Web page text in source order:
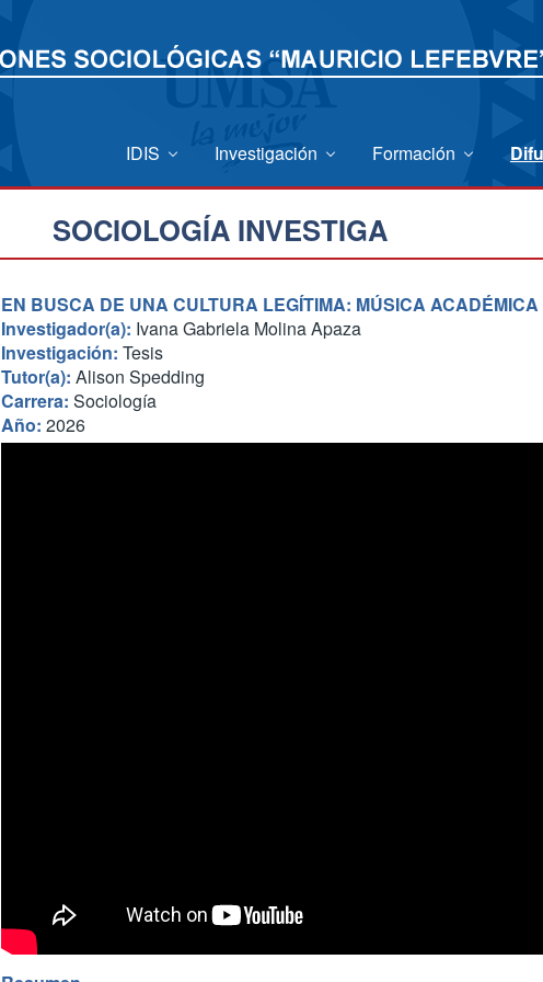
IDIS Investigación Formación
SOCIOLOGÍA INVESTIGA
EN BUSCA DE UNA CULTURA LEGÍTIMA: MÚSICA
Investigador(a): Ivana Gabriela Molina Apaza
Investigación: Tesis
Tutor(a): Alison Spedding
Carrera: Sociología
Año: 2026